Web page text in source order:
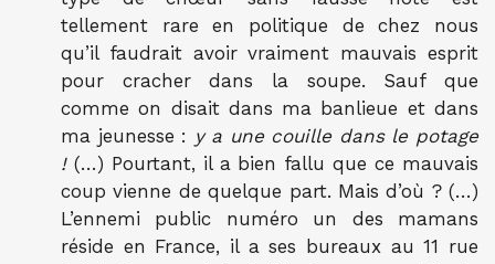
tellement rare en politique de chez nous
qu’il faudrait avoir vraiment mauvais esprit
pour cracher dans la soupe. Sauf que
comme on disait dans ma banlieue et dans
ma jeunesse : y a une couille dans le potage
!(…) Pourtant, il a bien fallu que ce mauvais
coup vienne de quelque part. Mais d’où ? (…)
L’ennemi public numéro un des mamans
réside en France, il a ses bureaux au 11 rue